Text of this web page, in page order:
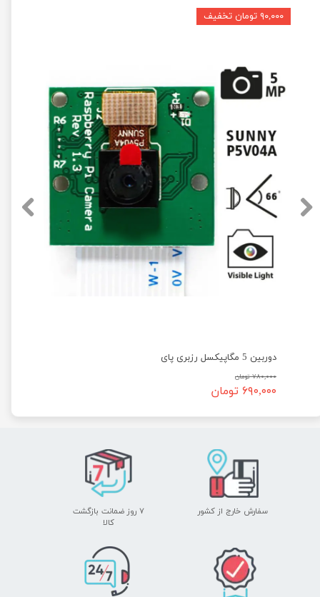
★★★★★
★ ★ ★
★★★★★
★
دوربین 5 مگاپیکسل رزبری پای
۷۸۰,۰۰۰ تومان
۶۹۰,۰۰۰ تومان
۹۰,۰۰۰ تومان تخفیف
سفارش خارج از کشور
۷ روز ضمانت بازگشت
​​​​​​​کالا